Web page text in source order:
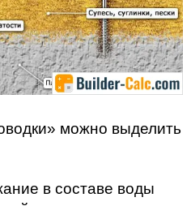
можно выделить
в составе воды